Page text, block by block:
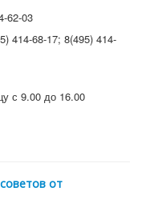
62-03
414-68-17; 8(495) 414-
с 9.00 до 16.00
от